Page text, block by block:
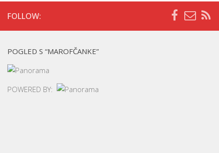
FOLLOW:
POGLED S “MAROFČANKE”
POWERED BY: